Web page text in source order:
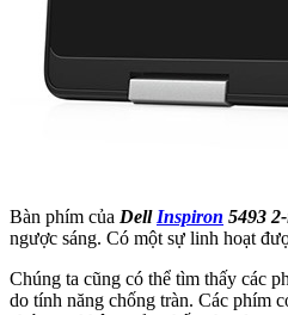
Bàn phím của Dell Inspiron 5493
ngược sáng. Có một sự linh hoạt
Chúng ta cũng có thể tìm thấy các
do tính năng chống tràn. Các phím